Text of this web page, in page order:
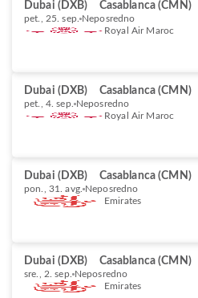
Dubai (DXB) Casablanca (CMN)
pet., 25. sep. Neposredno
Royal Air Maroc
Dubai (DXB) Casablanca (CMN)
pet., 4. sep. Neposredno
Royal Air Maroc
Dubai (DXB) Casablanca (CMN)
pon., 31. avg. Neposredno
Emirates
Dubai (DXB) Casablanca (CMN)
sre., 2. sep. Neposredno
Emirates